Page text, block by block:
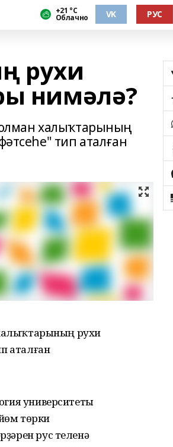
+21 °С
Облачно VK РУС
рухи
нимәлә?
халыҡтарының
тип аталған
рухи
аталған
университеты
төрки
рус теленә